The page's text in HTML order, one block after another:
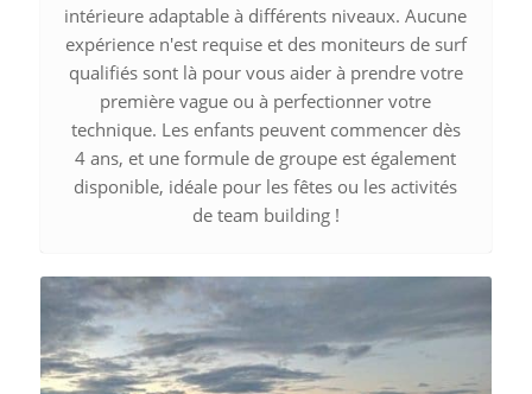
intérieure adaptable à différents niveaux. Aucune
expérience n'est requise et des moniteurs de surf
qualifiés sont là pour vous aider à prendre votre
première vague ou à perfectionner votre
technique. Les enfants peuvent commencer dès
4 ans, et une formule de groupe est également
disponible, idéale pour les fêtes ou les activités
de team building !